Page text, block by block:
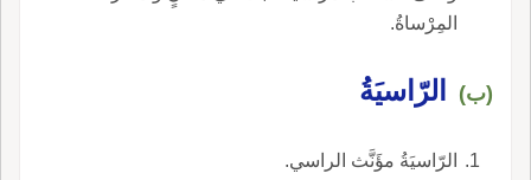
المِرْساةُ.
(ب) الرّاسيَةُ
الرّاسيَةُ مؤَنَّث الراسي.